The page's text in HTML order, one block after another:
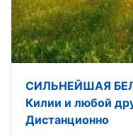
СИЛЬНЕЙШАЯ
Килии и любой
Дистанционно